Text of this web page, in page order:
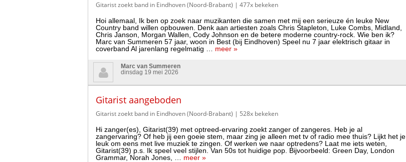
Gitarist zoekt band in Eindhoven (Noord-Brabant) | 477x bekeken
Hoi allemaal, Ik ben op zoek naar muzikanten die samen met mij een serieuze én leuke New
Country band willen opbouwen. Denk aan artiesten zoals Chris Stapleton, Luke Combs, Midland,
Chris Janson, Morgan Wallen, Cody Johnson en de betere moderne country-rock. Wie ben ik?
Marc van Summeren 57 jaar, woon in Best (bij Eindhoven) Speel nu 7 jaar elektrisch gitaar in
coverband Al jarenlang regelmatig … meer »
Marc van Summeren
dinsdag 19 mei 2026
Gitarist aangeboden
Gitarist zoekt band in Eindhoven (Noord-Brabant) | 528x bekeken
Hi zanger(es), Gitarist(39) met optreed-ervaring zoekt zanger of zangeres. Heb je al
zangervaring? Of heb jij een goeie stem, maar zing je alleen met tv of radio mee thuis? Lijkt het je
leuk om eens met live muziek te zingen. Of werken we naar optredens? Laat me iets weten,
Gitarist(39) p.s. Ik speel veel stijlen. Van 50s tot huidige pop. Bijvoorbeeld: Green Day, London
Grammar, Norah Jones, … meer »